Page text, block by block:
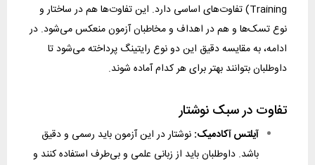
Training) تفاوت‌های اساسی دارد. این تفاوت‌ها هم در ساختار و
نوع تسک‌ها و هم در اهداف و مخاطبان آزمون منعکس می‌شود. در
ادامه، به مقایسه دقیق این دو نوع رایتینگ پرداخته می‌شود تا
داوطلبان بتوانند بهتر برای هر کدام آماده شوند.
تفاوت در سبک نوشتار
آیلتس آکادمیک: نوشتار در این آزمون باید رسمی و دقیق
باشد. داوطلبان باید از زبانی علمی و بی‌طرف استفاده کنند و